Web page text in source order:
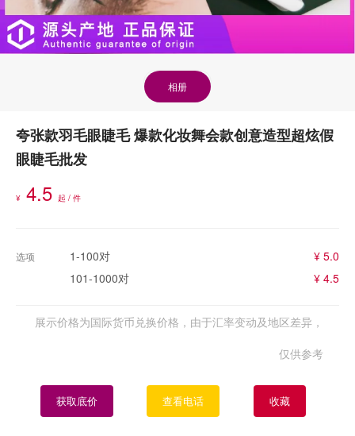
相册
夸张款羽毛眼睫毛 爆款化妆舞会款创意造型超炫假
眼睫毛批发
¥ 4.5 起 / 件
选项 1-100对
¥ 5.0
101-1000对
¥ 4.5
展示价格为国际货币兑换价格，由于汇率变动及地区差异，
仅供参考
获取底价 查看电话 收藏